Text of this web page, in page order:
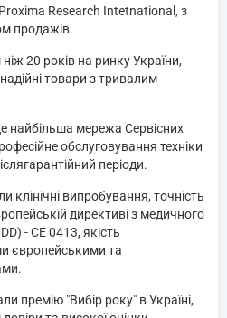
Research Intetnational, з
продажів.
20 років на ринку України,
товари з тривалим
найбільша мережа Сервісних
обслуговування техніки
періоди.
випробування, точність
директиві з медичного
- CE 0413, якість
європейськими та
премію "Вибір року" в Україні,